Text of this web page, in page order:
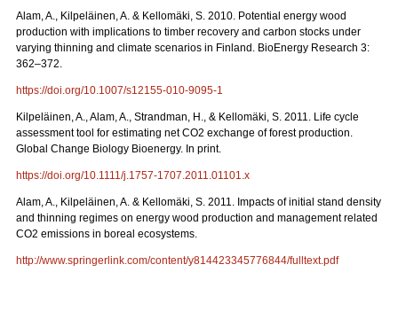
Alam, A., Kilpeläinen, A. & Kellomäki, S. 2010. Potential energy wood
production with implications to timber recovery and carbon stocks under
varying thinning and climate scenarios in Finland. BioEnergy Research 3:
362–372.
https://doi.org/10.1007/s12155-010-9095-1
Kilpeläinen, A., Alam, A., Strandman, H., & Kellomäki, S. 2011. Life cycle
assessment tool for estimating net CO2 exchange of forest production.
Global Change Biology Bioenergy. In print.
https://doi.org/10.1111/j.1757-1707.2011.01101.x
Alam, A., Kilpeläinen, A. & Kellomäki, S. 2011. Impacts of initial stand density
and thinning regimes on energy wood production and management related
CO2 emissions in boreal ecosystems.
http://www.springerlink.com/content/y814423345776844/fulltext.pdf